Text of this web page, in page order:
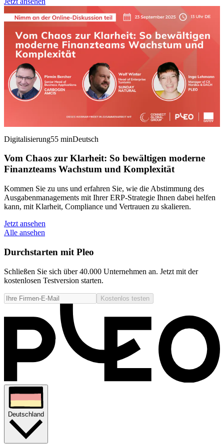
Digitalisierung55 minDeutsch
Vom Chaos zur Klarheit: So bewältigen moderne
Finanzteams Wachstum und Komplexität
Kommen Sie zu uns und erfahren Sie, wie die Abstimmung des
Ausgabenmanagements mit Ihrer ERP-Strategie Ihnen dabei helfen
kann, mit Klarheit, Compliance und Vertrauen zu skalieren.
Jetzt ansehen
Alle ansehen
Durchstarten mit Pleo
Schließen Sie sich über 40.000 Unternehmen an. Jetzt mit der
kostenlosen Testversion starten.
Kostenlos testen
Deutschland